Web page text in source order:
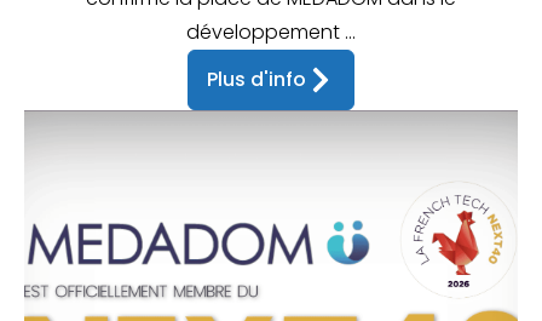
développement ...
Plus d'info